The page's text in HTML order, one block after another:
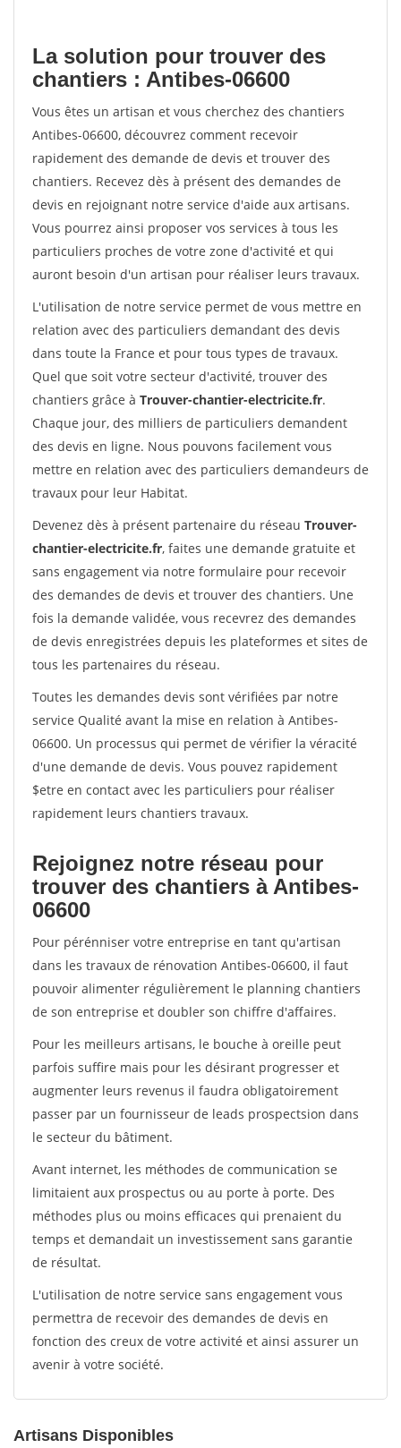
La solution pour trouver des
chantiers : Antibes-06600
Vous êtes un artisan et vous cherchez des chantiers
Antibes-06600, découvrez comment recevoir
rapidement des demande de devis et trouver des
chantiers. Recevez dès à présent des demandes de
devis en rejoignant notre service d'aide aux artisans.
Vous pourrez ainsi proposer vos services à tous les
particuliers proches de votre zone d'activité et qui
auront besoin d'un artisan pour réaliser leurs travaux.
L'utilisation de notre service permet de vous mettre en
relation avec des particuliers demandant des devis
dans toute la France et pour tous types de travaux.
Quel que soit votre secteur d'activité, trouver des
chantiers grâce à Trouver-chantier-electricite.fr.
Chaque jour, des milliers de particuliers demandent
des devis en ligne. Nous pouvons facilement vous
mettre en relation avec des particuliers demandeurs de
travaux pour leur Habitat.
Devenez dès à présent partenaire du réseau Trouver-
chantier-electricite.fr, faites une demande gratuite et
sans engagement via notre formulaire pour recevoir
des demandes de devis et trouver des chantiers. Une
fois la demande validée, vous recevrez des demandes
de devis enregistrées depuis les plateformes et sites de
tous les partenaires du réseau.
Toutes les demandes devis sont vérifiées par notre
service Qualité avant la mise en relation à Antibes-
06600. Un processus qui permet de vérifier la véracité
d'une demande de devis. Vous pouvez rapidement
$etre en contact avec les particuliers pour réaliser
rapidement leurs chantiers travaux.
Rejoignez notre réseau pour
trouver des chantiers à Antibes-
06600
Pour pérénniser votre entreprise en tant qu'artisan
dans les travaux de rénovation Antibes-06600, il faut
pouvoir alimenter régulièrement le planning chantiers
de son entreprise et doubler son chiffre d'affaires.
Pour les meilleurs artisans, le bouche à oreille peut
parfois suffire mais pour les désirant progresser et
augmenter leurs revenus il faudra obligatoirement
passer par un fournisseur de leads prospectsion dans
le secteur du bâtiment.
Avant internet, les méthodes de communication se
limitaient aux prospectus ou au porte à porte. Des
méthodes plus ou moins efficaces qui prenaient du
temps et demandait un investissement sans garantie
de résultat.
L'utilisation de notre service sans engagement vous
permettra de recevoir des demandes de devis en
fonction des creux de votre activité et ainsi assurer un
avenir à votre société.
Artisans Disponibles